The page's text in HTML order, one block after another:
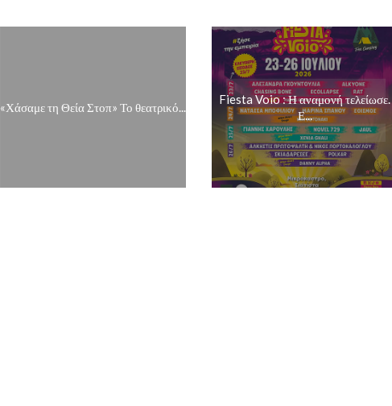
«Χάσαμε τη Θεία Στοπ» Το θεατρικό...
Fiesta Voio : Η αναμονή τελείωσε.
Ε...